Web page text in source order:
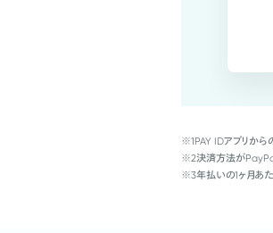
※1PAY IDアプリから
※2決済方法が
※3年払いの1ヶ月あた